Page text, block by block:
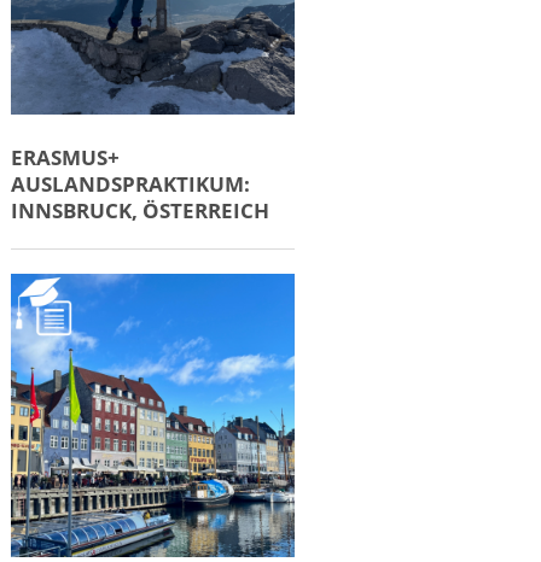
ERASMUS+
AUSLANDSPRAKTIKUM:
INNSBRUCK, ÖSTERREICH